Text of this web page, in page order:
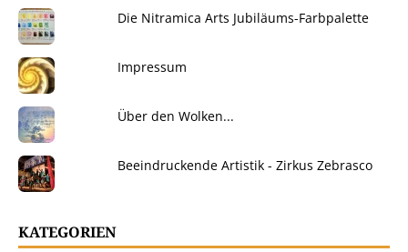
Die Nitramica Arts Jubiläums-Farbpalette
Impressum
Über den Wolken...
Beeindruckende Artistik - Zirkus Zebrasco
KATEGORIEN